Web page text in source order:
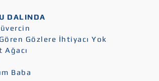
DALINDA
Gözlere İhtiyacı Yok
Baba